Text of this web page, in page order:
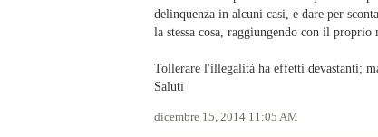
delinquenza in alcuni casi, e dare per
la stessa cosa, raggiungendo con il
Tollerare l'illegalità ha effetti devastanti;
Saluti
dicembre 15, 2014 11:05 AM